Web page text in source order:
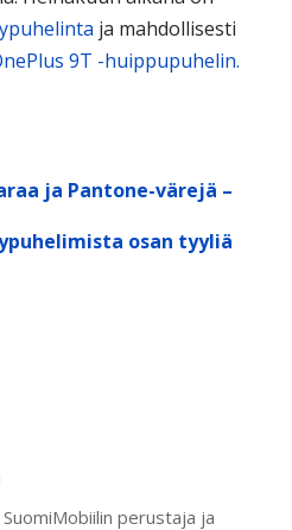
ja mahdollisesti
9T -huippupuhelin.
ja Pantone-värejä –
osan tyyliä
perustaja ja